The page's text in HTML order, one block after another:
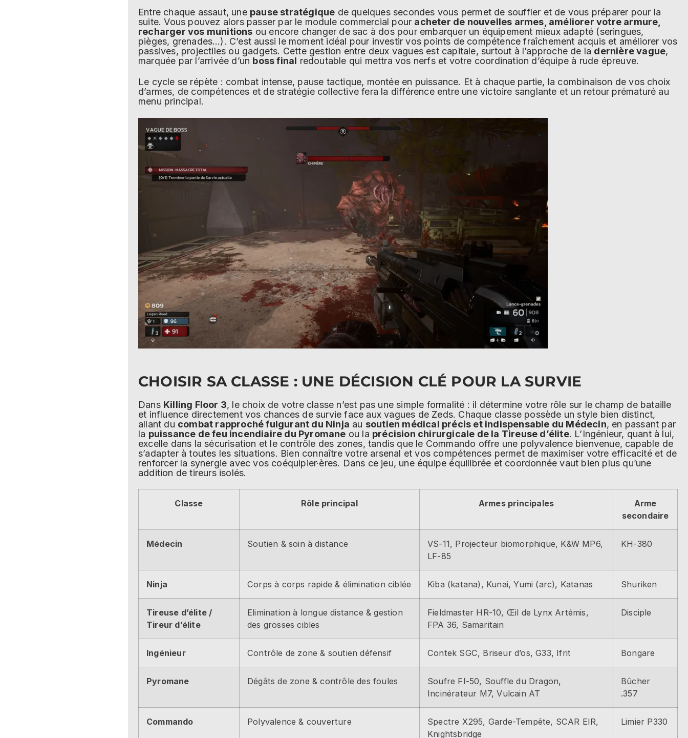
Entre chaque assaut, une pause stratégique de quelques secondes vous permet de souffler et de vous préparer pour la
suite. Vous pouvez alors passer par le module commercial pour acheter de nouvelles armes, améliorer votre armure,
recharger vos munitions ou encore changer de sac à dos pour embarquer un équipement mieux adapté (seringues,
pièges, grenades…). C’est aussi le moment idéal pour investir vos points de compétence fraîchement acquis et améliorer vos
passives, projectiles ou gadgets. Cette gestion entre deux vagues est capitale, surtout à l’approche de la dernière vague,
marquée par l’arrivée d’un boss final redoutable qui mettra vos nerfs et votre coordination d’équipe à rude épreuve.
Le cycle se répète : combat intense, pause tactique, montée en puissance. Et à chaque partie, la combinaison de vos choix
d’armes, de compétences et de stratégie collective fera la différence entre une victoire sanglante et un retour prématuré au
menu principal.
CHOISIR SA CLASSE : UNE DÉCISION CLÉ POUR LA SURVIE
Dans Killing Floor 3, le choix de votre classe n’est pas une simple formalité : il détermine votre rôle sur le champ de bataille
et influence directement vos chances de survie face aux vagues de Zeds. Chaque classe possède un style bien distinct,
allant du combat rapproché fulgurant du Ninja au soutien médical précis et indispensable du Médecin, en passant par
la puissance de feu incendiaire du Pyromane ou la précision chirurgicale de la Tireuse d’élite. L’Ingénieur, quant à lui,
excelle dans la sécurisation et le contrôle des zones, tandis que le Commando offre une polyvalence bienvenue, capable de
s’adapter à toutes les situations. Bien connaître votre arsenal et vos compétences permet de maximiser votre efficacité et de
renforcer la synergie avec vos coéquipier·ères. Dans ce jeu, une équipe équilibrée et coordonnée vaut bien plus qu’une
addition de tireurs isolés.
Classe Rôle principal Armes principales
Arme
secondaire
Médecin Soutien & soin à distance
VS-11, Projecteur biomorphique, K&W MP6,
LF-85
KH-380
Ninja Corps à corps rapide & élimination ciblée Kiba (katana), Kunai, Yumi (arc), Katanas Shuriken
Tireuse d’élite /
Tireur d’élite
Elimination à longue distance & gestion
des grosses cibles
Fieldmaster HR-10, Œil de Lynx Artémis,
FPA 36, Samaritain
Disciple
Ingénieur Contrôle de zone & soutien défensif Contek SGC, Briseur d’os, G33, Ifrit Bongare
Pyromane Dégâts de zone & contrôle des foules
Soufre FI-50, Souffle du Dragon,
Incinérateur M7, Vulcain AT
Bûcher
.357
Commando Polyvalence & couverture
Spectre X295, Garde-Tempête, SCAR EIR,
Knightsbridge
Limier P330